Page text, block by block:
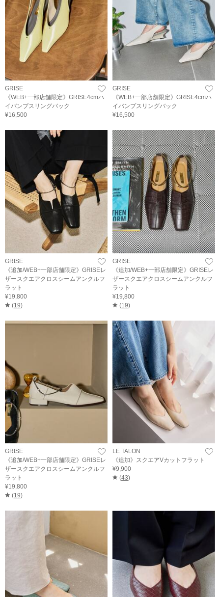
GRISE
《WEB+一部店舗限定》GRISE4cmハ
イバンプスリングバック
¥16,500
GRISE
《WEB+一部店舗限定》GRISE4cmハ
イバンプスリングバック
¥16,500
GRISE
《追加/WEB+一部店舗限定》GRISEレ
ザースクエアクロスシームアンクルフ
ラット
¥19,800
(19)
GRISE
《追加/WEB+一部店舗限定》GRISEレ
ザースクエアクロスシームアンクルフ
ラット
¥19,800
(19)
GRISE
《追加/WEB+一部店舗限定》GRISEレ
ザースクエアクロスシームアンクルフ
ラット
¥19,800
(19)
LE TALON
《追加》スクエアVカットフラット
¥9,900
(43)